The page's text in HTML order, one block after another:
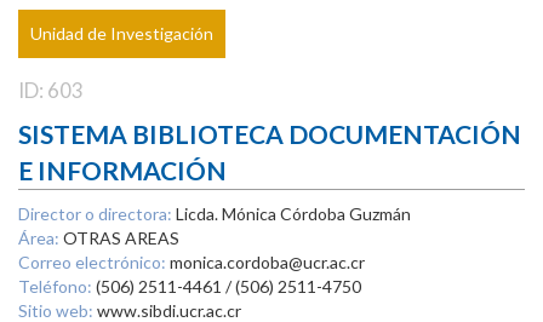
Unidad de Investigación
ID: 603
SISTEMA BIBLIOTECA DOCUMENTACIÓN
E INFORMACIÓN
Director o directora: Licda. Mónica Córdoba Guzmán
Área: OTRAS AREAS
Correo electrónico: monica.cordoba@ucr.ac.cr
Teléfono: (506) 2511-4461 / (506) 2511-4750
Sitio web: www.sibdi.ucr.ac.cr